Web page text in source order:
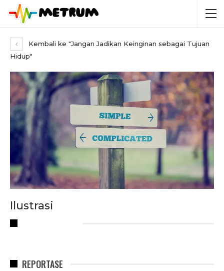
Kembali ke "Jangan Jadikan Keinginan sebagai Tujuan
Hidup"
Ilustrasi
REPORTASE